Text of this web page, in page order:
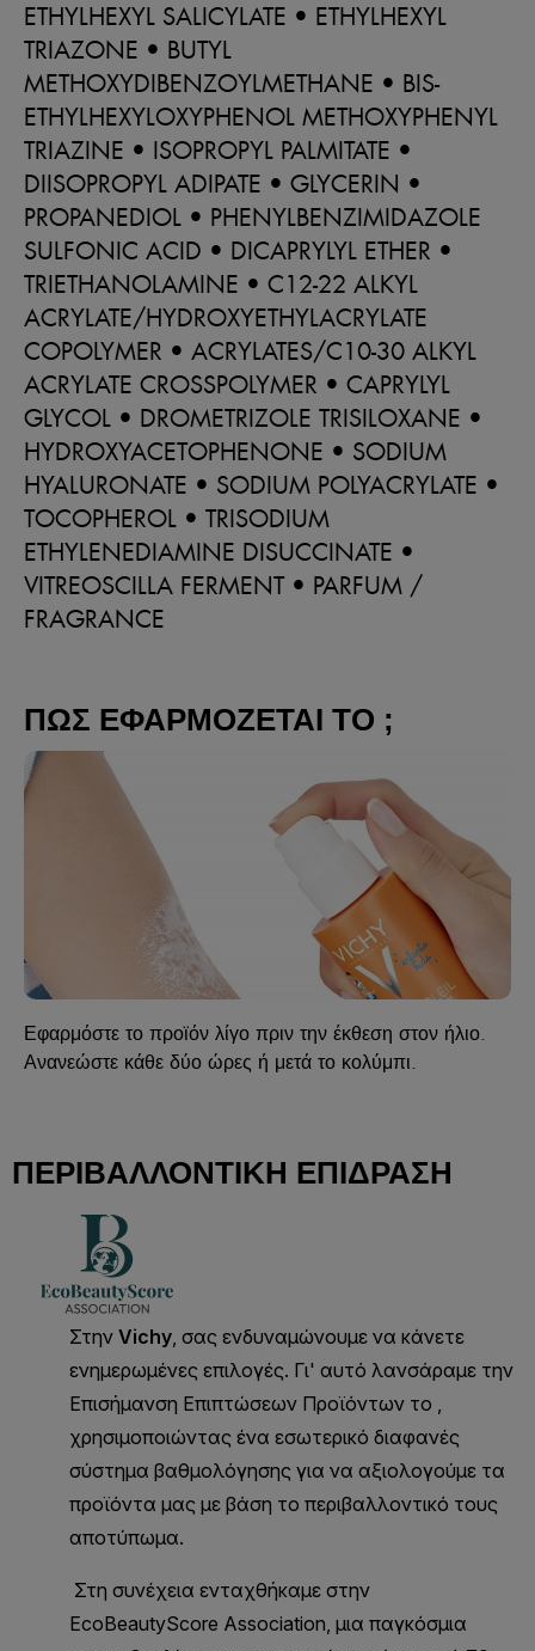
ETHYLHEXYL SALICYLATE • ETHYLHEXYL
TRIAZONE • BUTYL
METHOXYDIBENZOYLMETHANE • BIS-
ETHYLHEXYLOXYPHENOL METHOXYPHENYL
TRIAZINE • ISOPROPYL PALMITATE •
DIISOPROPYL ADIPATE • GLYCERIN •
PROPANEDIOL • PHENYLBENZIMIDAZOLE
SULFONIC ACID • DICAPRYLYL ETHER •
TRIETHANOLAMINE • C12-22 ALKYL
ACRYLATE/HYDROXYETHYLACRYLATE
COPOLYMER • ACRYLATES/C10-30 ALKYL
ACRYLATE CROSSPOLYMER • CAPRYLYL
GLYCOL • DROMETRIZOLE TRISILOXANE •
HYDROXYACETOPHENONE • SODIUM
HYALURONATE • SODIUM POLYACRYLATE •
TOCOPHEROL • TRISODIUM
ETHYLENEDIAMINE DISUCCINATE •
VITREOSCILLA FERMENT • PARFUM /
FRAGRANCE
ΠΩΣ ΕΦΑΡΜΟΖΕΤΑΙ ΤΟ ;
Εφαρμόστε το προϊόν λίγο πριν την έκθεση στον ήλιο.
Ανανεώστε κάθε δύο ώρες ή μετά το κολύμπι.
ΠΕΡΙΒΑΛΛΟΝΤΙΚΉ ΕΠΊΔΡΑΣΗ